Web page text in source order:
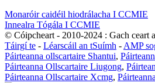
Monaróir caidéil hiodrálacha I CCMIE
Innealra Tógála I CCMIE
© Cóipcheart - 2010-2024 : Gach ceart
Táirgí te - Léarscáil an tSuímh - AMP
Páirteanna ollscartaire Shantui,
Páirteanna Ollscartaire Liugong,
Páirteanna Ollscartaire Xcmg,